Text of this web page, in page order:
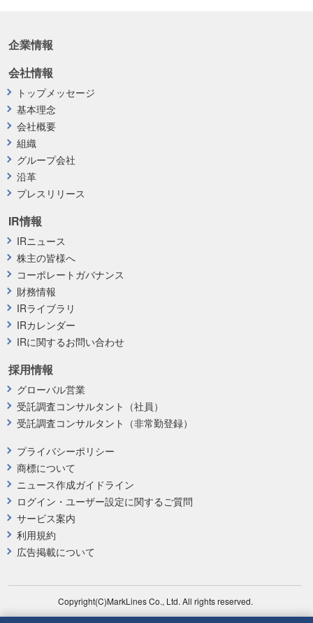
企業情報
プライバシーポリシー
商標について
ニュース作成ガイドライン
ログイン・ユーザー設定に関するご質問
サービス案内
利用規約
広告掲載について
採用情報
グローバル営業
受託調査コンサルタント（社員）
受託調査コンサルタント（非常勤登録）
会社情報
トップメッセージ
基本理念
会社概要
組織
グループ会社
沿革
プレスリリース
IR情報
IRニュース
株主の皆様へ
コーポレートガバナンス
財務情報
IRライブラリ
IRカレンダー
IRに関するお問い合わせ
Copyright(C)MarkLines Co., Ltd. All rights reserved.